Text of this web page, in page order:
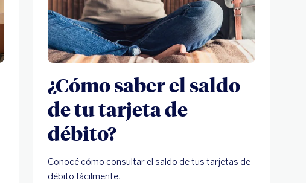
¿Cómo saber el saldo
de tu tarjeta de
débito?
Conocé cómo consultar el saldo de tus tarjetas de
débito fácilmente.